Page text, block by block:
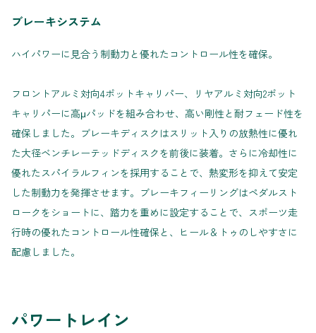
ブレーキシステム
ハイパワーに見合う制動力と優れたコントロール性を確保。
フロントアルミ対向4ポットキャリパー、リヤアルミ対向2ポット
キャリパーに高μパッドを組み合わせ、高い剛性と耐フェード性を
確保しました。ブレーキディスクはスリット入りの放熱性に優れ
た大径ベンチレーテッドディスクを前後に装着。さらに冷却性に
優れたスパイラルフィンを採用することで、熱変形を抑えて安定
した制動力を発揮させます。ブレーキフィーリングはペダルスト
ロークをショートに、踏力を重めに設定することで、スポーツ走
行時の優れたコントロール性確保と、ヒール＆トゥのしやすさに
配慮しました。
パワートレイン